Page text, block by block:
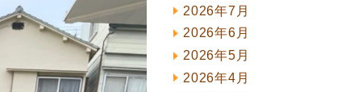
2026年7月
2026年6月
2026年5月
2026年4月